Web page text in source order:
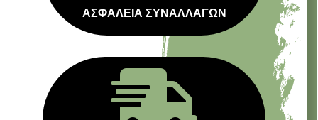
ΑΣΦΑΛΕΙΑ ΣΥΝΑΛΛΑΓΩΝ
